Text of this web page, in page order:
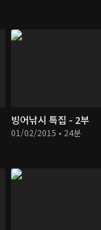
빙어낚시 특집 - 2부
01/02/2015 • 24분